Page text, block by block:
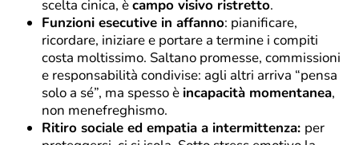
scelta cinica, ècampo visivo ristretto.
Funzioni esecutive in affanno: pianificare,
ricordare, iniziare e portare a termine i compiti
costa moltissimo. Saltano promesse, commissioni
e responsabilità condivise: agli altri arriva “pensa
solo a sé”, ma spesso è incapacità momentanea,
non menefreghismo.
Ritiro sociale ed empatia a intermittenza: per